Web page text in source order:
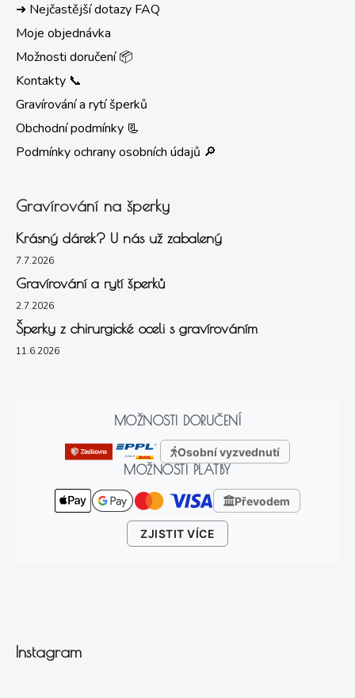
➜ Nejčastější dotazy FAQ
Moje objednávka
Možnosti doručení 📦
Kontakty 📞
Gravírování a rytí šperků
Obchodní podmínky 📃
Podmínky ochrany osobních údajů 🔎
Gravírování na šperky
Krásný dárek? U nás už zabalený
7.7.2026
Gravírování a rytí šperků
2.7.2026
Šperky z chirurgické oceli s gravírováním
11.6.2026
MOŽNOSTI DORUČENÍ
Osobní vyzvednutí
MOŽNOSTI PLATBY
Převodem
ZJISTIT VÍCE
Instagram